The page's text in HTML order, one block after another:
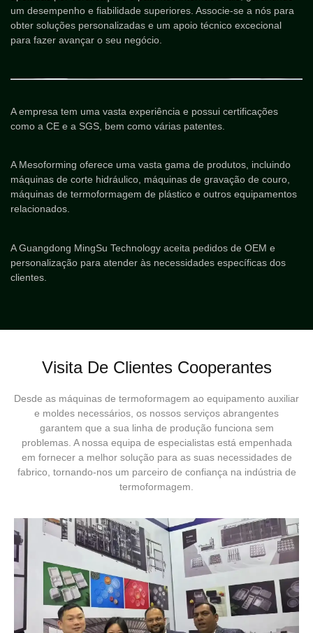
um desempenho e fiabilidade superiores. Associe-se a nós para
obter soluções personalizadas e um apoio técnico excecional
para fazer avançar o seu negócio.
A empresa tem uma vasta experiência e possui certificações
como a CE e a SGS, bem como várias patentes.
A Mesoforming oferece uma vasta gama de produtos, incluindo
máquinas de corte hidráulico, máquinas de gravação de couro,
máquinas de termoformagem de plástico e outros equipamentos
relacionados.
A Guangdong MingSu Technology aceita pedidos de OEM e
personalização para atender às necessidades específicas dos
clientes.
Visita De Clientes Cooperantes
Desde as máquinas de termoformagem ao equipamento auxiliar
e moldes necessários, os nossos serviços abrangentes
garantem que a sua linha de produção funciona sem
problemas. A nossa equipa de especialistas está empenhada
em fornecer a melhor solução para as suas necessidades de
fabrico, tornando-nos um parceiro de confiança na indústria de
termoformagem.